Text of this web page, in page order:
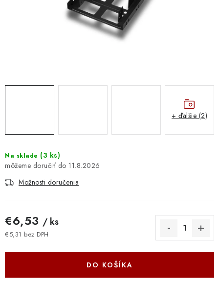
: TOP PRODUKTY
Obchodné podmienky
Ochrana osobných údajov
Moja objednávka
Odstúpenie od zmluvy
Na sklade (3 ks)
11.8.2026
Možnosti doručenia
€6,53 / ks
€5,31 bez DPH
DO KOŠÍKA
+ ďalšie (2)